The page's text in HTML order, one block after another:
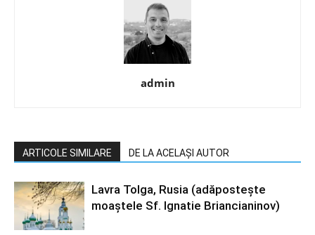
admin
ARTICOLE SIMILARE DE LA ACELAȘI AUTOR
Lavra Tolga, Rusia (adăposteşte
moaştele Sf. Ignatie Briancianinov)